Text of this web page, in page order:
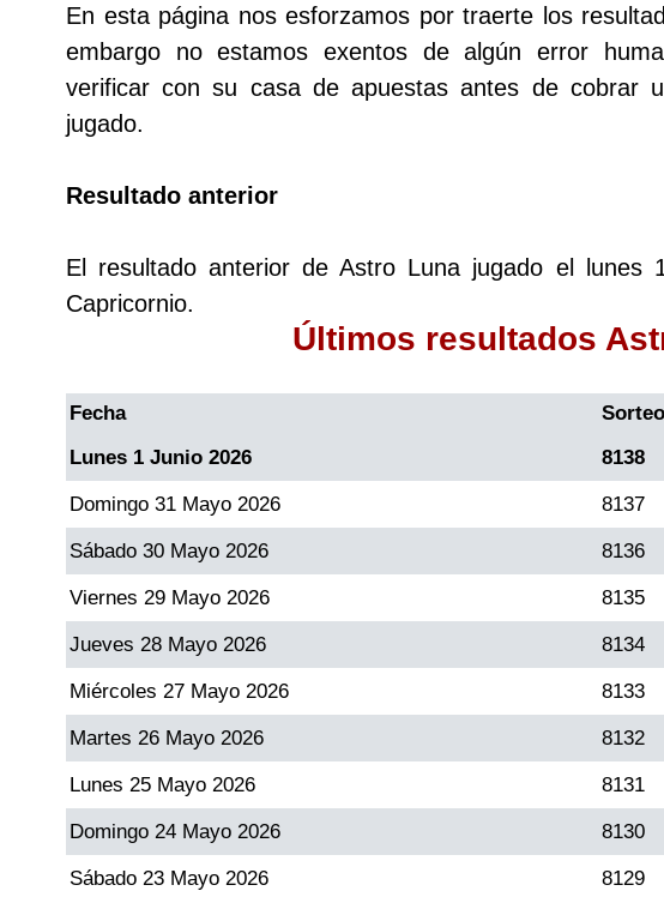
Caribeña Noche
Chontico Día
Chontico Noche
Culona día
Dorado Tarde
Dorado Noche
Fantástica Día
Fantástica Noche
Motilon Tarde
Motilon Noche
En esta página nos esforzamos por traerte los
embargo no estamos exentos de algún error
verificar con su casa de apuestas antes de cobrar
jugado.
Resultado anterior
El resultado anterior de Astro Luna jugado el
Capricornio.
Últimos resultados
Fecha Sorteo
Lunes 1 Junio 2026
8138
Domingo 31 Mayo 2026 8137
Sábado 30 Mayo 2026 8136
Viernes 29 Mayo 2026 8135
Jueves 28 Mayo 2026 8134
Miércoles 27 Mayo 2026 8133
Martes 26 Mayo 2026 8132
Lunes 25 Mayo 2026 8131
Domingo 24 Mayo 2026 8130
Sábado 23 Mayo 2026 8129